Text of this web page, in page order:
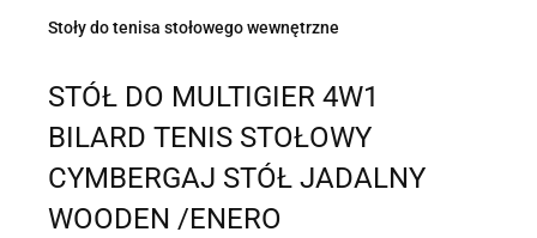
Stoły do tenisa stołowego wewnętrzne
STÓŁ DO MULTIGIER 4W1
BILARD TENIS STOŁOWY
CYMBERGAJ STÓŁ JADALNY
WOODEN /ENERO